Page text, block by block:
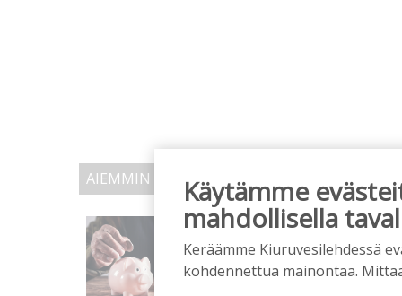
AIEMMIN AIHEESTA
Terveisiä eduskuntaan
Tilaajille
Vilho Ruotsalainen
Käytämme
mahdollisella
Keräämme Kiuruvesilehdessä
kohdennettua mainontaa.